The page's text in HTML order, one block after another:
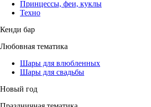
Принцессы, феи, куклы
Техно
Кенди бар
Любовная тематика
Шары для влюбленных
Шары для свадьбы
Новый год